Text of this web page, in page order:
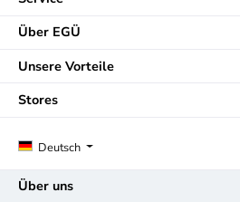
Über EGÜ
Unsere Vorteile
Deutsch
Stores
Über uns